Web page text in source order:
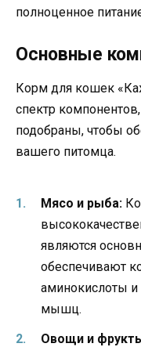
полноценное
Основные
Корм для кошек
спектр
подобраны, чтобы
вашего питомца.
Мясо и рыба:
являются
обеспечивают
аминокислоты
мышц.
Овощи и